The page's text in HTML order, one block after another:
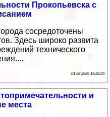
Прокопьевска с
сосредоточены
Здесь широко развита
технического
01 08 2026 19:22:25
и
места